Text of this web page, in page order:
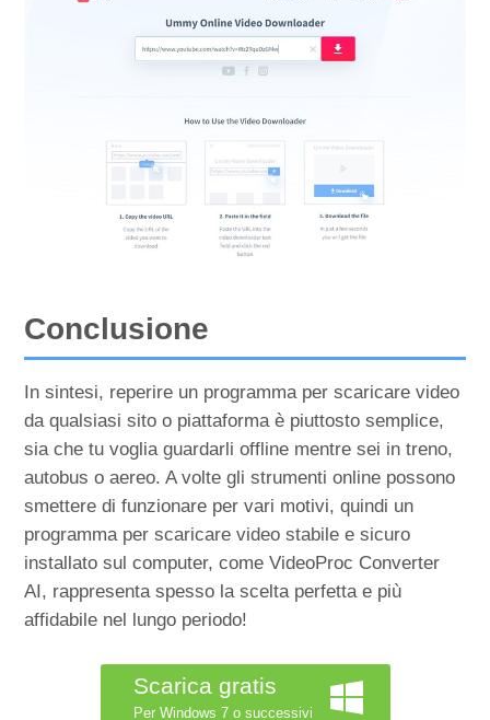
Conclusione
In sintesi, reperire un programma per scaricare video
da qualsiasi sito o piattaforma è piuttosto semplice,
sia che tu voglia guardarli offline mentre sei in treno,
autobus o aereo. A volte gli strumenti online possono
smettere di funzionare per vari motivi, quindi un
programma per scaricare video stabile e sicuro
installato sul computer, come VideoProc Converter
AI, rappresenta spesso la scelta perfetta e più
affidabile nel lungo periodo!
Scarica gratis
Per Windows 7 o successivi